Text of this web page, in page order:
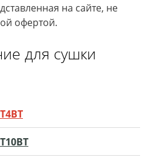
на сайте, не
офертой.
для сушки